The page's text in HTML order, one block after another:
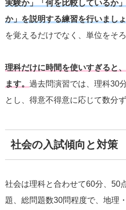
実験か」「何を比較しているか
か」を説明する練習を行いましょ
を覚えるだけでなく、単位をそ
理科だけに時間を使いすぎると
ます。 過去問演習では、理科30
とし、得意不得意に応じて数分
社会の入試傾向と対策
社会は理科と合わせて60分、50
題、総問題数30問程度で、地理